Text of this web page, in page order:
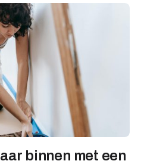
binnen met een